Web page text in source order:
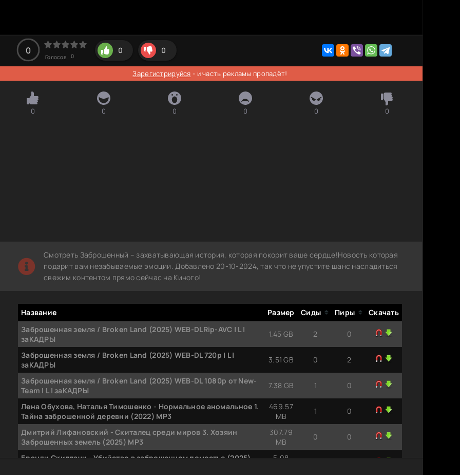
0
Голосов: 0
0 0
Зарегистрируйся - и часть рекламы пропадёт!
0 0 0 0 0 0
Смотреть Заброшенный – захватывающая история, которая покорит ваше сердце!Новость которая
подарит вам незабываемые эмоции. Добавлено 20-10-2024, так что не упустите шанс насладиться
свежим контентом прямо сейчас на Киного!
Название Размер Сиды Пиры
Скачать
Заброшенная земля / Broken Land (2025) WEB-DLRip-AVC | L |
заКАДРЫ
1.45 GB 2 0
Заброшенная земля / Broken Land (2025) WEB-DL 720p | L |
заКАДРЫ
3.51 GB 0 2
Заброшенная земля / Broken Land (2025) WEB-DL 1080p от New-
Team | L | заКАДРЫ
7.38 GB 1 0
Лена Обухова, Наталья Тимошенко - Нормальное аномальное 1.
Тайна заброшенной деревни (2022) MP3
469.57
MB
1 0
Дмитрий Лифановский - Скиталец среди миров 3. Хозяин
Заброшенных земель (2025) МР3
307.79
MB
0 0
Брэнди Скиллачи - Убийство в заброшенном поместье (2025)
5.08